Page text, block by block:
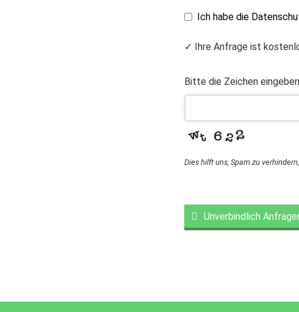
Ich habe die
✓ Ihre Anfrage ist
Bitte die Zeichen eingeben
Dies hilft uns, Spam zu
Unverbindlich
left